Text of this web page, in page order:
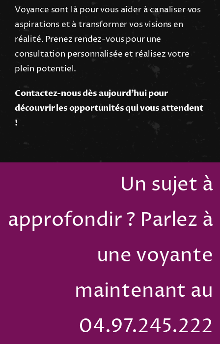
Voyance sont là pour vous aider à canaliser vos
aspirations et à transformer vos visions en
réalité. Prenez rendez-vous pour une
consultation personnalisée et réalisez votre
plein potentiel.
Contactez-nous dès aujourd’hui pour
découvrir les opportunités qui vous attendent
!
Un sujet à
approfondir ? Parlez à
une voyante
maintenant au
04.97.245.222